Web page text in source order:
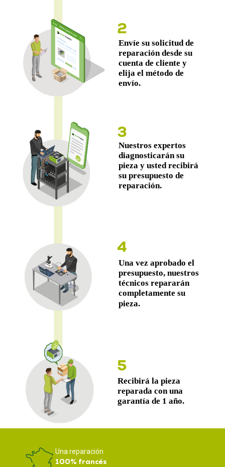
Una reparación
100% francés